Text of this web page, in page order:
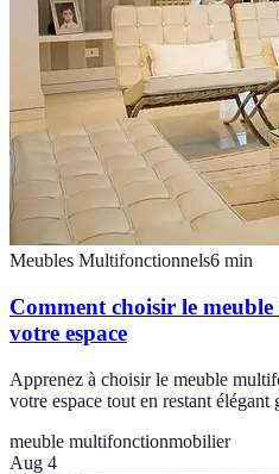
Meubles Multifonctionnels6 min
Comment choisir le
votre espace
Apprenez à choisir le meuble
votre espace tout en restant
meuble multifonctionmobilier
Aug 4